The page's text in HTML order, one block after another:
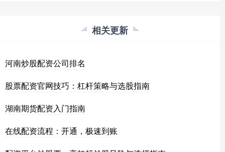
相关更新
河南炒股配资公司排名
股票配资官网技巧：杠杆策略与选股指南
湖南期货配资入门指南
在线配资流程：开通，极速到账